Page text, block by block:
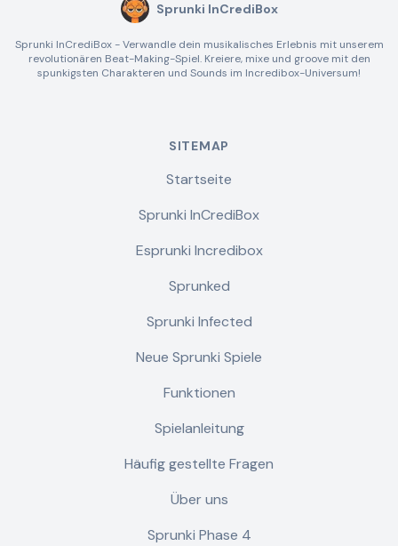
Sprunki InCrediBox
Sprunki InCrediBox - Verwandle dein musikalisches Erlebnis mit unserem
revolutionären Beat-Making-Spiel. Kreiere, mixe und groove mit den
spunkigsten Charakteren und Sounds im Incredibox-Universum!
SITEMAP
Startseite
Sprunki InCrediBox
Esprunki Incredibox
Sprunked
Sprunki Infected
Neue Sprunki Spiele
Funktionen
Spielanleitung
Häufig gestellte Fragen
Über uns
Sprunki Phase 4